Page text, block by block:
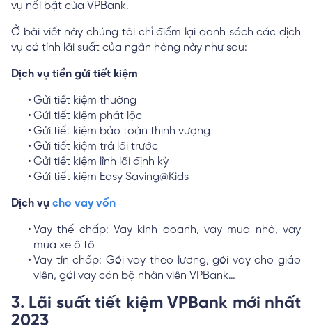
vụ nổi bật của VPBank.
Ở bài viết này chúng tôi chỉ điểm lại danh sách các dịch
vụ có tính lãi suất của ngân hàng này như sau:
Dịch vụ tiền gửi tiết kiệm
Gửi tiết kiệm thường
Gửi tiết kiệm phát lộc
Gửi tiết kiệm bảo toàn thịnh vượng
Gửi tiết kiệm trả lãi trước
Gửi tiết kiệm lĩnh lãi định kỳ
Gửi tiết kiệm Easy Saving@Kids
Dịch vụ cho vay vốn
Vay thế chấp: Vay kinh doanh, vay mua nhà, vay
mua xe ô tô
Vay tín chấp: Gói vay theo lương, gói vay cho giáo
viên, gói vay cán bộ nhân viên VPBank…
3. Lãi suất tiết kiệm VPBank mới nhất
2023